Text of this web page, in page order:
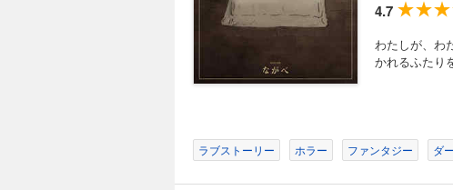
4.7
わたしが、わ
かれるふたり
ラブストーリー ホラー ファンタジー ダ